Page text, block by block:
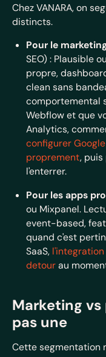
Chez VANARA, on
distincts.
Pour le
SEO) : Plausible
propre,
clean sans
comportemental
Webflow et que
Analytics,
configurer
proprement,
l'enterrer.
Pour les apps
ou Mixpanel.
event-based,
quand c'est
SaaS,
detourau
Marketing
pas une
Cette segmentation